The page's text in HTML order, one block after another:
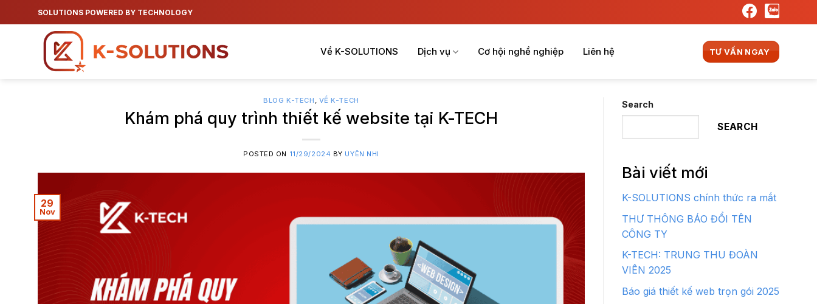
to
SOLUTIONS POWERED BY TECHNOLOGY
Về K-SOLUTIONS Dịch vụ Cơ hội nghề nghiệp Liên hệ TƯ VẤN NGAY
BLOG K-TECH , VỀ K-TECH
Khám phá quy trình thiết kế website tại K-TECH
POSTED ON 11/29/2024 BY UYÊN NHI
29
Nov
Search
SEARCH
Bài viết mới
K-SOLUTIONS chính thức ra mắt
THƯ THÔNG BÁO ĐỔI TÊN
CÔNG TY
K-TECH: TRUNG THU ĐOÀN
VIÊN 2025
Báo giá thiết kế web trọn gói 2025